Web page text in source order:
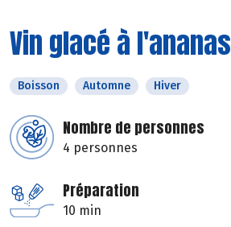
Vin glacé à l'ananas
Boisson Automne Hiver
Nombre de personnes
4 personnes
Préparation
10 min